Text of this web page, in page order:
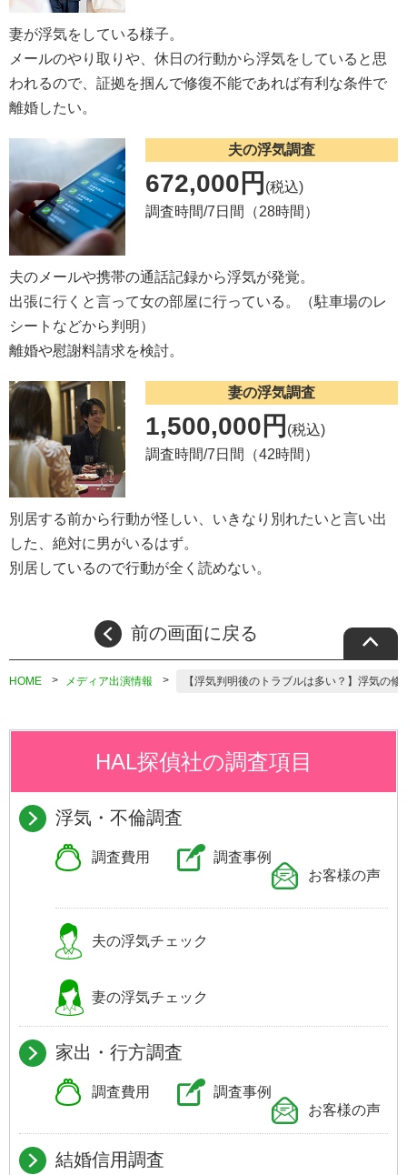
妻が浮気をしている様子。
メールのやり取りや、休日の行動から浮気をしていると思
われるので、証拠を掴んで修復不能であれば有利な条件で
離婚したい。
夫の浮気調査
672,000円 (税込)
調査時間/7日間（28時間）
夫のメールや携帯の通話記録から浮気が発覚。
出張に行くと言って女の部屋に行っている。（駐車場のレ
シートなどから判明）
離婚や慰謝料請求を検討。
妻の浮気調査
1,500,000円 (税込)
調査時間/7日間（42時間）
別居する前から行動が怪しい、いきなり別れたいと言い出
した、絶対に男がいるはず。
別居しているので行動が全く読めない。
前の画面に戻る
HOME メディア出演情報 【浮気判明後のトラブルは多い？】浮気の
HAL探偵社の調査項目
浮気・不倫調査
調査費用
調査事例
お客様の声
夫の浮気チェック
妻の浮気チェック
家出・行方調査
調査費用
調査事例
お客様の声
結婚信用調査